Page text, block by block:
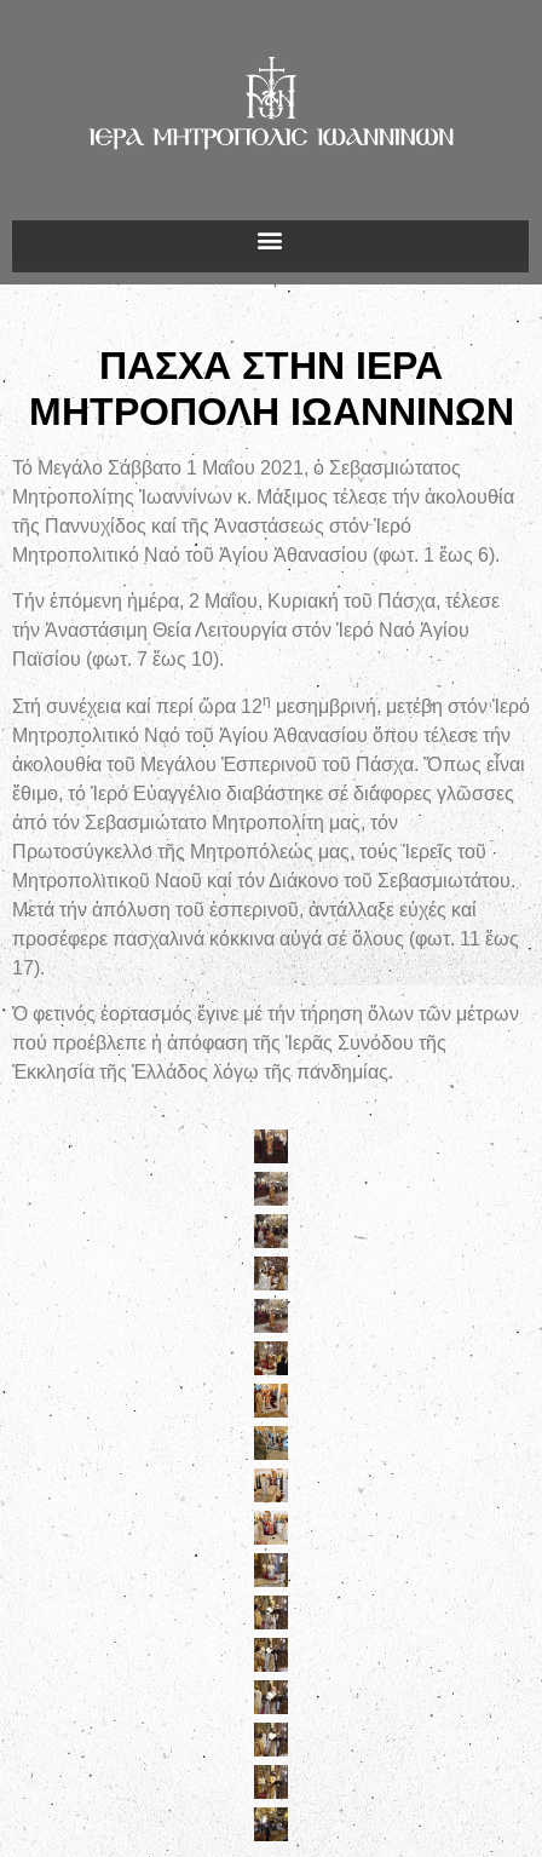
ΠΑΣΧΑ ΣΤΗΝ ΙΕΡΑ
ΜΗΤΡΟΠΟΛΗ ΙΩΑΝΝΙΝΩΝ
Τό Μεγάλο Σάββατο 1 Μαΐου 2021, ὁ Σεβασμιώτατος
Μητροπολίτης Ἰωαννίνων κ. Μάξιμος τέλεσε τήν ἀκολουθία
τῆς Παννυχίδος καί τῆς Ἀναστάσεως στόν Ἱερό
Μητροπολιτικό Ναό τοῦ Ἁγίου Ἀθανασίου (φωτ. 1 ἕως 6).
Τήν ἑπόμενη ἡμέρα, 2 Μαΐου, Κυριακή τοῦ Πάσχα, τέλεσε
τήν Ἀναστάσιμη Θεία Λειτουργία στόν Ἱερό Ναό Ἁγίου
Παϊσίου (φωτ. 7 ἕως 10).
Στή συνέχεια καί περί ὥρα 12η μεσημβρινή, μετέβη στόν Ἱερό
Μητροπολιτικό Ναό τοῦ Ἁγίου Ἀθανασίου ὅπου τέλεσε τήν
ἀκολουθία τοῦ Μεγάλου Ἑσπερινοῦ τοῦ Πάσχα. Ὅπως εἶναι
ἔθιμο, τό Ἱερό Εὐαγγέλιο διαβάστηκε σέ διάφορες γλῶσσες
ἀπό τόν Σεβασμιώτατο Μητροπολίτη μας, τόν
Πρωτοσύγκελλο τῆς Μητροπόλεώς μας, τούς Ἱερεῖς τοῦ
Μητροπολιτικοῦ Ναοῦ καί τόν Διάκονο τοῦ Σεβασμιωτάτου.
Μετά τήν ἀπόλυση τοῦ ἑσπερινοῦ, ἀντάλλαξε εὐχές καί
προσέφερε πασχαλινά κόκκινα αὐγά σέ ὅλους (φωτ. 11 ἕως
17).
Ὁ φετινός ἑορτασμός ἔγινε μέ τήν τήρηση ὅλων τῶν μέτρων
πού προέβλεπε ἡ ἀπόφαση τῆς Ἱερᾶς Συνόδου τῆς
Ἐκκλησία τῆς Ἑλλάδος λόγῳ τῆς πανδημίας.